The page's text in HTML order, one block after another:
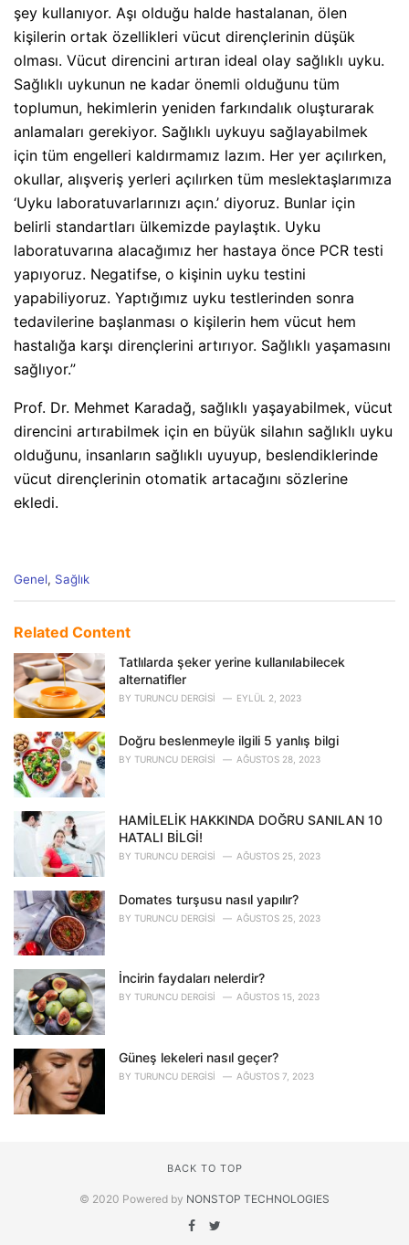
şey kullanıyor. Aşı olduğu halde hastalanan, ölen
kişilerin ortak özellikleri vücut dirençlerinin düşük
olması. Vücut direncini artıran ideal olay sağlıklı uyku.
Sağlıklı uykunun ne kadar önemli olduğunu tüm
toplumun, hekimlerin yeniden farkındalık oluşturarak
anlamaları gerekiyor. Sağlıklı uykuyu sağlayabilmek
için tüm engelleri kaldırmamız lazım. Her yer açılırken,
okullar, alışveriş yerleri açılırken tüm meslektaşlarımıza
‘Uyku laboratuvarlarınızı açın.’ diyoruz. Bunlar için
belirli standartları ülkemizde paylaştık. Uyku
laboratuvarına alacağımız her hastaya önce PCR testi
yapıyoruz. Negatifse, o kişinin uyku testini
yapabiliyoruz. Yaptığımız uyku testlerinden sonra
tedavilerine başlanması o kişilerin hem vücut hem
hastalığa karşı dirençlerini artırıyor. Sağlıklı yaşamasını
sağlıyor.”
Prof. Dr. Mehmet Karadağ, sağlıklı yaşayabilmek, vücut
direncini artırabilmek için en büyük silahın sağlıklı uyku
olduğunu, insanların sağlıklı uyuyup, beslendiklerinde
vücut dirençlerinin otomatik artacağını sözlerine
ekledi.
C
e
o
r
i
e
:
Genel, Sağlık
Related Content
Tatlılarda şeker yerine kullanılabilecek
alternatifler
BY TURUNCU DERGISI EYLÜL 2, 2023
Doğru beslenmeyle ilgili 5 yanlış bilgi
BY TURUNCU DERGISI AĞUSTOS 28, 2023
HAMİLELİK HAKKINDA DOĞRU SANILAN 10
HATALI BİLGİ!
BY TURUNCU DERGISI AĞUSTOS 25, 2023
Domates turşusu nasıl yapılır?
BY TURUNCU DERGISI AĞUSTOS 25, 2023
İncirin faydaları nelerdir?
BY TURUNCU DERGISI AĞUSTOS 15, 2023
Güneş lekeleri nasıl geçer?
BY TURUNCU DERGISI AĞUSTOS 7, 2023
BACK TO TOP
© 2020 Powered by NONSTOP TECHNOLOGIES